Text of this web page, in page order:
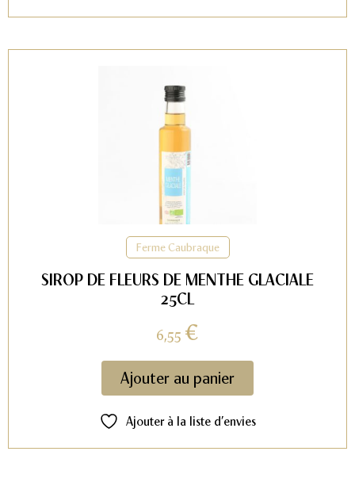
Ferme Caubraque
SIROP DE FLEURS DE MENTHE GLACIALE
25CL
6,55 €
Ajouter au panier
Ajouter à la liste d’envies